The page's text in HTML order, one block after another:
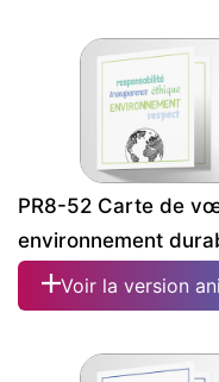
PR8-52 Carte de
environnement
Voir la version